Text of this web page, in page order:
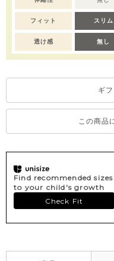
※撮影･モニター環境等に
場合がございます。
フィット スリム
透け感 無し
ギ
この商品
Find recommended
to your child's growth
Check Fit